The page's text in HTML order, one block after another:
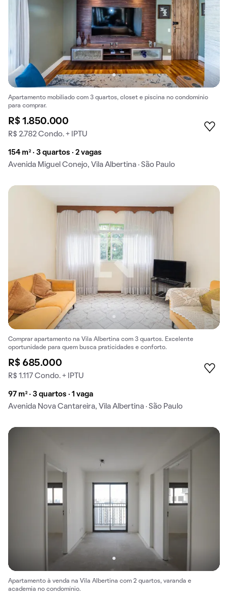
Apartamento mobiliado com 3 quartos, closet e piscina no condomínio
para comprar.
R$ 1.850.000
R$ 2.782 Condo. + IPTU
154 m² · 3 quartos · 2 vagas
Avenida Miguel Conejo, Vila Albertina · São Paulo
Comprar apartamento na Vila Albertina com 3 quartos. Excelente
oportunidade para quem busca praticidades e conforto.
R$ 685.000
R$ 1.117 Condo. + IPTU
97 m² · 3 quartos · 1 vaga
Avenida Nova Cantareira, Vila Albertina · São Paulo
Apartamento à venda na Vila Albertina com 2 quartos, varanda e
academia no condomínio.